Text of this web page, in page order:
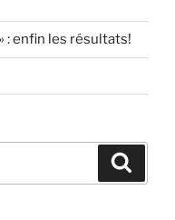
: enfin les résultats!